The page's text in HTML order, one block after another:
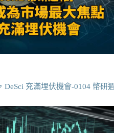
DeSci 充滿埋伏機會-0104 幣研